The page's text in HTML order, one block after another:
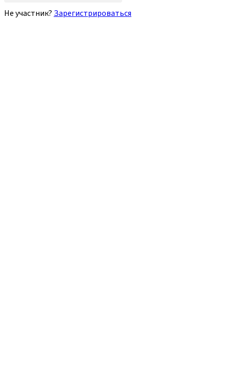
Не участник? Зарегистрироваться